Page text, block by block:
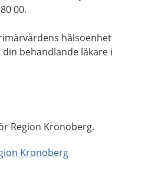
00.
hälsoenhet
behandlande läkare i
Region Kronoberg.
Kronoberg